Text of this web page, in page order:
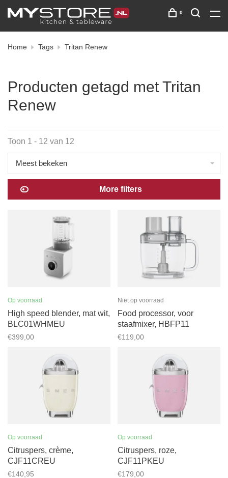
0
Home Tags Tritan Renew
Producten getagd met Tritan
Renew
Toon 1 - 12 van 12
Meest bekeken
More filters
Op voorraad
High speed blender, mat wit,
BLC01WHMEU
€399,00
Niet op voorraad
Food processor, voor
staafmixer, HBFP11
€119,00
Op voorraad
Citruspers, crème,
CJF11CREU
€140,95
Op voorraad
Citruspers, roze,
CJF11PKEU
€179,00